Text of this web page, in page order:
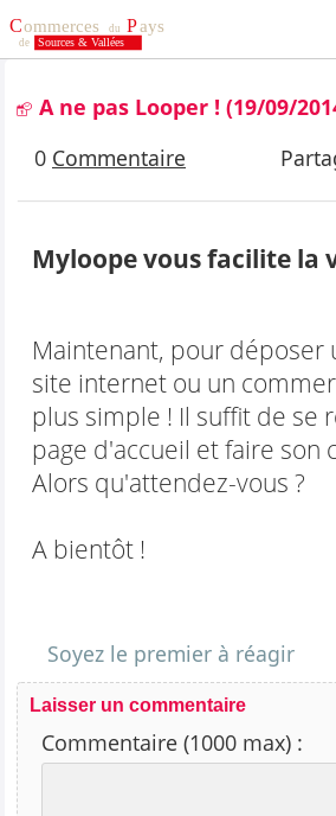
A ne pas Looper ! (19/09/
0 Commentaire
Myloope vous facilite la
Maintenant, pour déposer
site internet ou un
plus simple ! Il suffit de se
page d'accueil et faire son
Alors qu'attendez-vous ?
A bientôt !
Soyez le premier à réagir
Laisser un commentaire
Commentaire (1000 max) :